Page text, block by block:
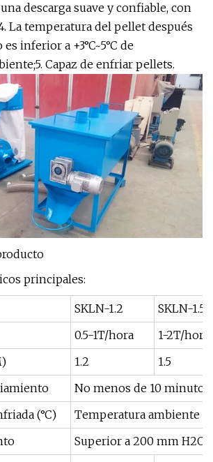
descarga suave y confiable, con
La temperatura del pellet después
inferior a +3°C~5°C de
Capaz de enfriar pellets.
principales:
SKLN-1.2
SKLN-1.5
0.5-1T/hora
1-2T/hora
1.2
1.5
No menos de 10 minutos
(°C)
Temperatura ambiente +
Superior a 200 mm H2O